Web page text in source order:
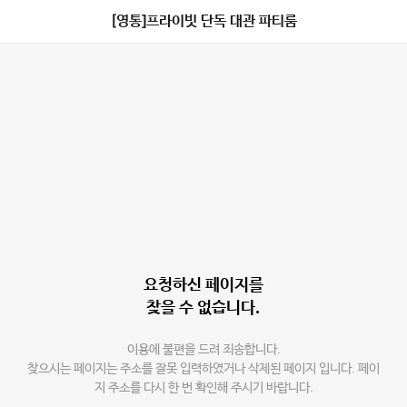
[영통]프라이빗 단독 대관 파티룸
요청하신 페이지를
찾을 수 없습니다.
이용에 불편을 드려 죄송합니다.
찾으시는 페이지는 주소를 잘못 입력하였거나 삭제된 페이지 입니다. 페이
지 주소를 다시 한 번 확인해 주시기 바랍니다.